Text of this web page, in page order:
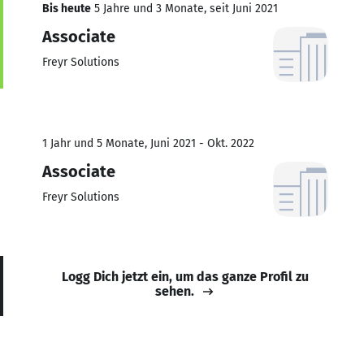
Bis heute 5 Jahre und 3 Monate, seit Juni 2021
Associate
Freyr Solutions
1 Jahr und 5 Monate, Juni 2021 - Okt. 2022
Associate
Freyr Solutions
Logg Dich jetzt ein, um das ganze Profil zu
sehen.